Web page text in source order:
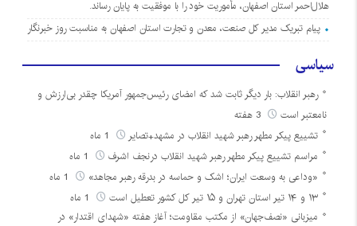
هلال‌احمر استان اصفهان، مأموریت خود را با موفقیت به پایان رساند.
پیام تبریک مدیر کل صنعت، معدن و تجارت استان اصفهان به مناسبت روز خبرنگار
سیاسی
رهبر انقلاب: بار دیگر ثابت شد که امضای رئیس‌جمهور آمریکا چقدر بی‌ارزش و
نامعتبر است
3 هفته
تشییع پیکر مطهر رهبر شهید انقلاب در مشهد+تصایر
مراسم تشییع پیکر مطهر رهبر شهید انقلاب درنجف اشرف
«وداعی به وسعت ایران؛ اشک و حماسه در بدرقه رهبر مجاهد»
۱۳ و ۱۴ تیر استان تهران و ۱۵ تیر کل کشور تعطیل است
میزبانی «نصف‌جهان» از مکتب مقاومت؛ آغاز هفته «شهدای اقتدار» در